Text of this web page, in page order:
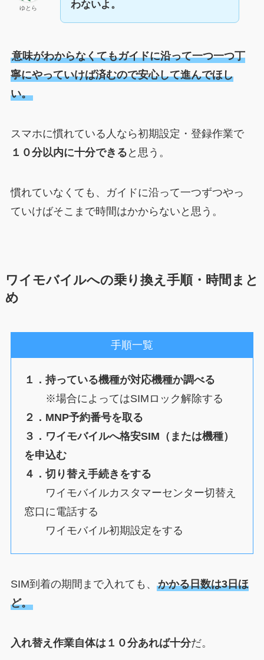
ゆとら わないよ。
意味がわからなくてもガイドに沿って一つ一つ丁
寧にやっていけば済むので安心して進んでほし
い。
スマホに慣れている人なら初期設定・登録作業で
１０分以内に十分できる と思う。
慣れていなくても、ガイドに沿って一つずつやっ
ていけばそこまで時間はかからないと思う。
ワイモバイルへの乗り換え手順・時間まと
め
手順一覧
１．持っている機種が対応機種か調べる
※場合によってはSIMロック解除する
２．MNP予約番号を取る
３．ワイモバイルへ格安SIM（または機種）
を申込む
４．切り替え手続きをする
ワイモバイルカスタマーセンター切替え
窓口に電話する
ワイモバイル初期設定をする
SIM到着の期間まで入れても、 かかる日数は3日ほ
ど。
入れ替え作業自体は１０分あれば十分だ。